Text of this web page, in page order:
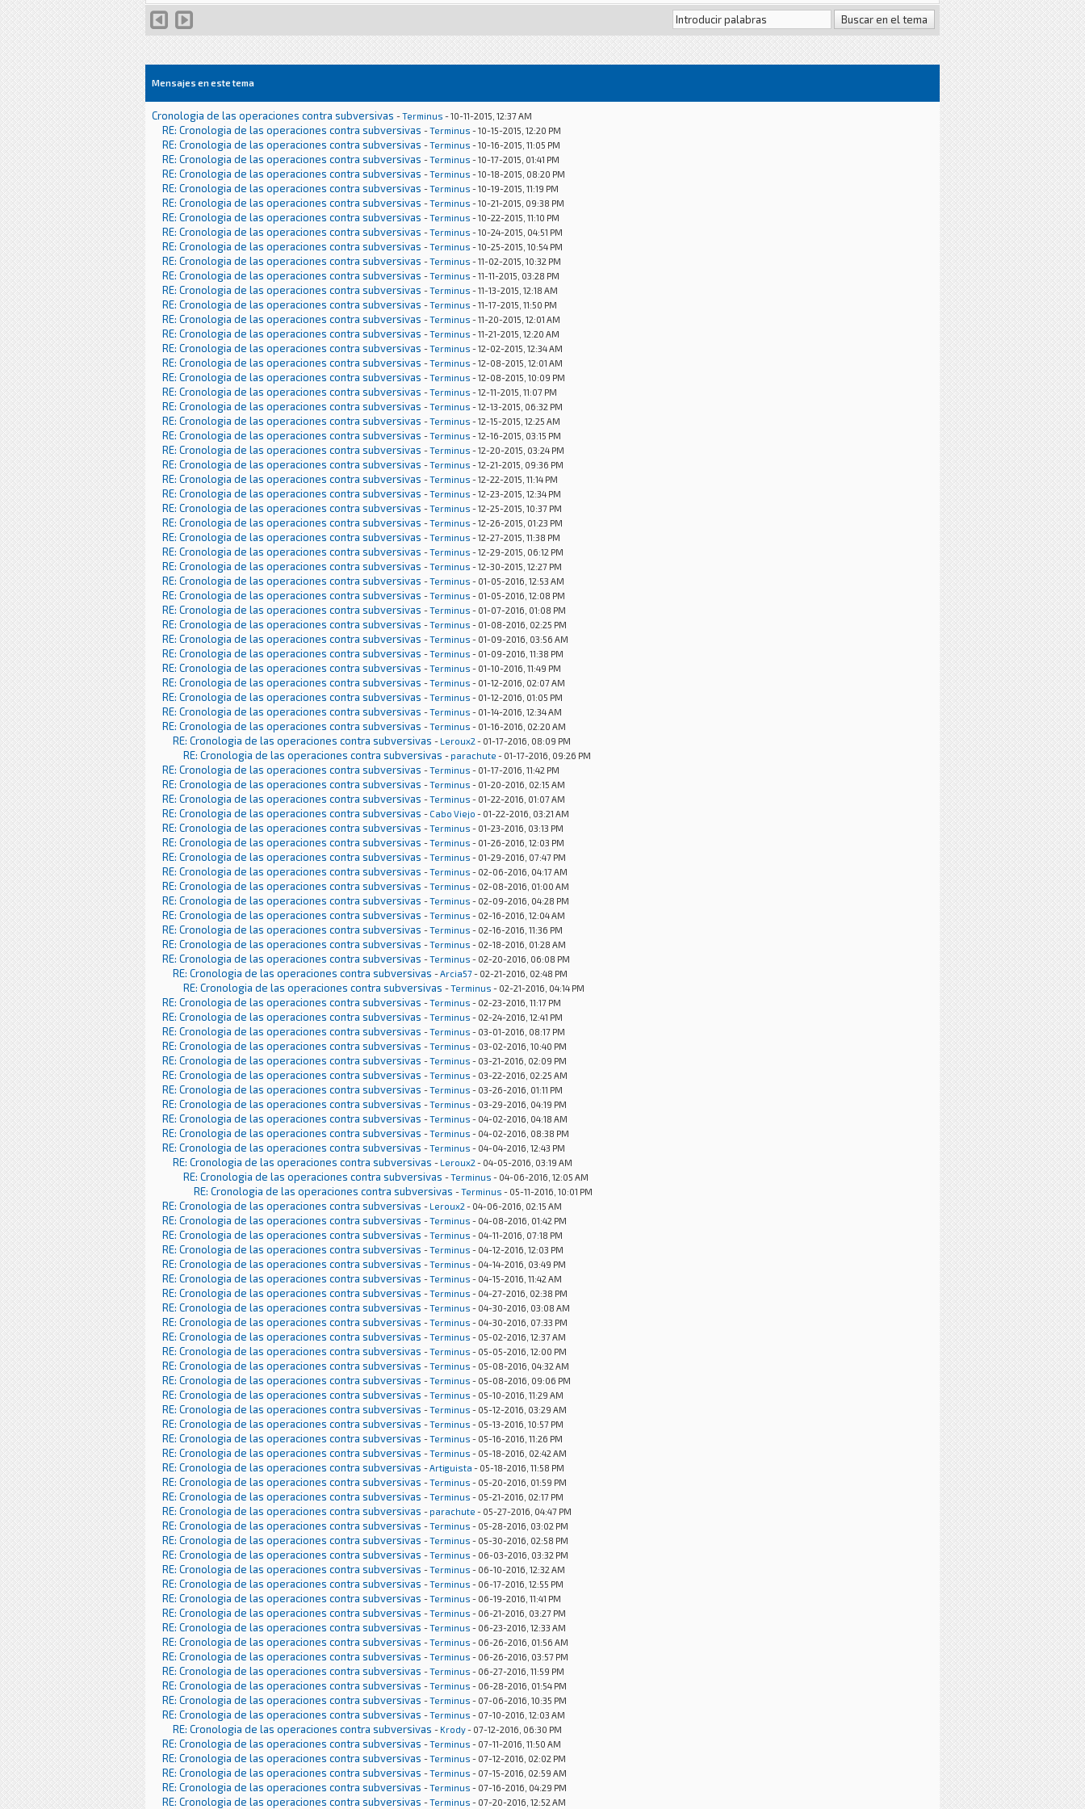
Mensajes en este tema
Cronologia de las operaciones contra subversivas -Terminus - 10-11-2015, 12:37 AM
RE: Cronologia de las operaciones contra subversivas -Terminus - 10-15-2015, 12:20 PM
RE: Cronologia de las operaciones contra subversivas -Terminus - 10-16-2015, 11:05 PM
RE: Cronologia de las operaciones contra subversivas -Terminus - 10-17-2015, 01:41 PM
RE: Cronologia de las operaciones contra subversivas -Terminus - 10-18-2015, 08:20 PM
RE: Cronologia de las operaciones contra subversivas -Terminus - 10-19-2015, 11:19 PM
RE: Cronologia de las operaciones contra subversivas -Terminus - 10-21-2015, 09:38 PM
RE: Cronologia de las operaciones contra subversivas -Terminus - 10-22-2015, 11:10 PM
RE: Cronologia de las operaciones contra subversivas -Terminus - 10-24-2015, 04:51 PM
RE: Cronologia de las operaciones contra subversivas -Terminus - 10-25-2015, 10:54 PM
RE: Cronologia de las operaciones contra subversivas -Terminus - 11-02-2015, 10:32 PM
RE: Cronologia de las operaciones contra subversivas -Terminus - 11-11-2015, 03:28 PM
RE: Cronologia de las operaciones contra subversivas -Terminus - 11-13-2015, 12:18 AM
RE: Cronologia de las operaciones contra subversivas -Terminus - 11-17-2015, 11:50 PM
RE: Cronologia de las operaciones contra subversivas -Terminus - 11-20-2015, 12:01 AM
RE: Cronologia de las operaciones contra subversivas -Terminus - 11-21-2015, 12:20 AM
RE: Cronologia de las operaciones contra subversivas -Terminus - 12-02-2015, 12:34 AM
RE: Cronologia de las operaciones contra subversivas -Terminus - 12-08-2015, 12:01 AM
RE: Cronologia de las operaciones contra subversivas -Terminus - 12-08-2015, 10:09 PM
RE: Cronologia de las operaciones contra subversivas -Terminus - 12-11-2015, 11:07 PM
RE: Cronologia de las operaciones contra subversivas -Terminus - 12-13-2015, 06:32 PM
RE: Cronologia de las operaciones contra subversivas -Terminus - 12-15-2015, 12:25 AM
RE: Cronologia de las operaciones contra subversivas -Terminus - 12-16-2015, 03:15 PM
RE: Cronologia de las operaciones contra subversivas -Terminus - 12-20-2015, 03:24 PM
RE: Cronologia de las operaciones contra subversivas -Terminus - 12-21-2015, 09:36 PM
RE: Cronologia de las operaciones contra subversivas -Terminus - 12-22-2015, 11:14 PM
RE: Cronologia de las operaciones contra subversivas -Terminus - 12-23-2015, 12:34 PM
RE: Cronologia de las operaciones contra subversivas -Terminus - 12-25-2015, 10:37 PM
RE: Cronologia de las operaciones contra subversivas -Terminus - 12-26-2015, 01:23 PM
RE: Cronologia de las operaciones contra subversivas -Terminus - 12-27-2015, 11:38 PM
RE: Cronologia de las operaciones contra subversivas -Terminus - 12-29-2015, 06:12 PM
RE: Cronologia de las operaciones contra subversivas -Terminus - 12-30-2015, 12:27 PM
RE: Cronologia de las operaciones contra subversivas -Terminus - 01-05-2016, 12:53 AM
RE: Cronologia de las operaciones contra subversivas -Terminus - 01-05-2016, 12:08 PM
RE: Cronologia de las operaciones contra subversivas -Terminus - 01-07-2016, 01:08 PM
RE: Cronologia de las operaciones contra subversivas -Terminus - 01-08-2016, 02:25 PM
RE: Cronologia de las operaciones contra subversivas -Terminus - 01-09-2016, 03:56 AM
RE: Cronologia de las operaciones contra subversivas -Terminus - 01-09-2016, 11:38 PM
RE: Cronologia de las operaciones contra subversivas -Terminus - 01-10-2016, 11:49 PM
RE: Cronologia de las operaciones contra subversivas -Terminus - 01-12-2016, 02:07 AM
RE: Cronologia de las operaciones contra subversivas -Terminus - 01-12-2016, 01:05 PM
RE: Cronologia de las operaciones contra subversivas -Terminus - 01-14-2016, 12:34 AM
RE: Cronologia de las operaciones contra subversivas -Terminus - 01-16-2016, 02:20 AM
RE: Cronologia de las operaciones contra subversivas - Leroux2 - 01-17-2016, 08:09 PM
RE: Cronologia de las operaciones contra subversivas - parachute - 01-17-2016, 09:26 PM
RE: Cronologia de las operaciones contra subversivas -Terminus - 01-17-2016, 11:42 PM
RE: Cronologia de las operaciones contra subversivas -Terminus - 01-20-2016, 02:15 AM
RE: Cronologia de las operaciones contra subversivas -Terminus - 01-22-2016, 01:07 AM
RE: Cronologia de las operaciones contra subversivas - Cabo Viejo - 01-22-2016, 03:21 AM
RE: Cronologia de las operaciones contra subversivas -Terminus - 01-23-2016, 03:13 PM
RE: Cronologia de las operaciones contra subversivas -Terminus - 01-26-2016, 12:03 PM
RE: Cronologia de las operaciones contra subversivas -Terminus - 01-29-2016, 07:47 PM
RE: Cronologia de las operaciones contra subversivas -Terminus - 02-06-2016, 04:17 AM
RE: Cronologia de las operaciones contra subversivas -Terminus - 02-08-2016, 01:00 AM
RE: Cronologia de las operaciones contra subversivas -Terminus - 02-09-2016, 04:28 PM
RE: Cronologia de las operaciones contra subversivas -Terminus - 02-16-2016, 12:04 AM
RE: Cronologia de las operaciones contra subversivas -Terminus - 02-16-2016, 11:36 PM
RE: Cronologia de las operaciones contra subversivas -Terminus - 02-18-2016, 01:28 AM
RE: Cronologia de las operaciones contra subversivas -Terminus - 02-20-2016, 06:08 PM
RE: Cronologia de las operaciones contra subversivas -Arcia57- 02-21-2016, 02:48 PM
RE: Cronologia de las operaciones contra subversivas -Terminus - 02-21-2016, 04:14 PM
RE: Cronologia de las operaciones contra subversivas -Terminus - 02-23-2016, 11:17 PM
RE: Cronologia de las operaciones contra subversivas -Terminus - 02-24-2016, 12:41 PM
RE: Cronologia de las operaciones contra subversivas -Terminus - 03-01-2016, 08:17 PM
RE: Cronologia de las operaciones contra subversivas -Terminus - 03-02-2016, 10:40 PM
RE: Cronologia de las operaciones contra subversivas -Terminus - 03-21-2016, 02:09 PM
RE: Cronologia de las operaciones contra subversivas -Terminus - 03-22-2016, 02:25 AM
RE: Cronologia de las operaciones contra subversivas -Terminus - 03-26-2016, 01:11 PM
RE: Cronologia de las operaciones contra subversivas -Terminus - 03-29-2016, 04:19 PM
RE: Cronologia de las operaciones contra subversivas -Terminus - 04-02-2016, 04:18 AM
RE: Cronologia de las operaciones contra subversivas -Terminus - 04-02-2016, 08:38 PM
RE: Cronologia de las operaciones contra subversivas -Terminus - 04-04-2016, 12:43 PM
RE: Cronologia de las operaciones contra subversivas - Leroux2 - 04-05-2016, 03:19 AM
RE: Cronologia de las operaciones contra subversivas -Terminus - 04-06-2016, 12:05 AM
RE: Cronologia de las operaciones contra subversivas -Terminus - 05-11-2016, 10:01 PM
RE: Cronologia de las operaciones contra subversivas - Leroux2 - 04-06-2016, 02:15 AM
RE: Cronologia de las operaciones contra subversivas -Terminus - 04-08-2016, 01:42 PM
RE: Cronologia de las operaciones contra subversivas -Terminus - 04-11-2016, 07:18 PM
RE: Cronologia de las operaciones contra subversivas -Terminus - 04-12-2016, 12:03 PM
RE: Cronologia de las operaciones contra subversivas -Terminus - 04-14-2016, 03:49 PM
RE: Cronologia de las operaciones contra subversivas -Terminus - 04-15-2016, 11:42 AM
RE: Cronologia de las operaciones contra subversivas -Terminus - 04-27-2016, 02:38 PM
RE: Cronologia de las operaciones contra subversivas -Terminus - 04-30-2016, 03:08 AM
RE: Cronologia de las operaciones contra subversivas -Terminus - 04-30-2016, 07:33 PM
RE: Cronologia de las operaciones contra subversivas -Terminus - 05-02-2016, 12:37 AM
RE: Cronologia de las operaciones contra subversivas -Terminus - 05-05-2016, 12:00 PM
RE: Cronologia de las operaciones contra subversivas -Terminus - 05-08-2016, 04:32 AM
RE: Cronologia de las operaciones contra subversivas -Terminus - 05-08-2016, 09:06 PM
RE: Cronologia de las operaciones contra subversivas -Terminus - 05-10-2016, 11:29 AM
RE: Cronologia de las operaciones contra subversivas -Terminus - 05-12-2016, 03:29 AM
RE: Cronologia de las operaciones contra subversivas -Terminus - 05-13-2016, 10:57 PM
RE: Cronologia de las operaciones contra subversivas -Terminus - 05-16-2016, 11:26 PM
RE: Cronologia de las operaciones contra subversivas -Terminus - 05-18-2016, 02:42 AM
RE: Cronologia de las operaciones contra subversivas -Artiguista - 05-18-2016, 11:58 PM
RE: Cronologia de las operaciones contra subversivas -Terminus - 05-20-2016, 01:59 PM
RE: Cronologia de las operaciones contra subversivas -Terminus - 05-21-2016, 02:17 PM
RE: Cronologia de las operaciones contra subversivas - parachute - 05-27-2016, 04:47 PM
RE: Cronologia de las operaciones contra subversivas -Terminus - 05-28-2016, 03:02 PM
RE: Cronologia de las operaciones contra subversivas -Terminus - 05-30-2016, 02:58 PM
RE: Cronologia de las operaciones contra subversivas -Terminus - 06-03-2016, 03:32 PM
RE: Cronologia de las operaciones contra subversivas -Terminus - 06-10-2016, 12:32 AM
RE: Cronologia de las operaciones contra subversivas -Terminus - 06-17-2016, 12:55 PM
RE: Cronologia de las operaciones contra subversivas -Terminus - 06-19-2016, 11:41 PM
RE: Cronologia de las operaciones contra subversivas -Terminus - 06-21-2016, 03:27 PM
RE: Cronologia de las operaciones contra subversivas -Terminus - 06-23-2016, 12:33 AM
RE: Cronologia de las operaciones contra subversivas -Terminus - 06-26-2016, 01:56 AM
RE: Cronologia de las operaciones contra subversivas -Terminus - 06-26-2016, 03:57 PM
RE: Cronologia de las operaciones contra subversivas -Terminus - 06-27-2016, 11:59 PM
RE: Cronologia de las operaciones contra subversivas -Terminus - 06-28-2016, 01:54 PM
RE: Cronologia de las operaciones contra subversivas -Terminus - 07-06-2016, 10:35 PM
RE: Cronologia de las operaciones contra subversivas -Terminus - 07-10-2016, 12:03 AM
RE: Cronologia de las operaciones contra subversivas - Krody- 07-12-2016, 06:30 PM
RE: Cronologia de las operaciones contra subversivas -Terminus - 07-11-2016, 11:50 AM
RE: Cronologia de las operaciones contra subversivas -Terminus - 07-12-2016, 02:02 PM
RE: Cronologia de las operaciones contra subversivas -Terminus - 07-15-2016, 02:59 AM
RE: Cronologia de las operaciones contra subversivas -Terminus - 07-16-2016, 04:29 PM
RE: Cronologia de las operaciones contra subversivas -Terminus - 07-20-2016, 12:52 AM